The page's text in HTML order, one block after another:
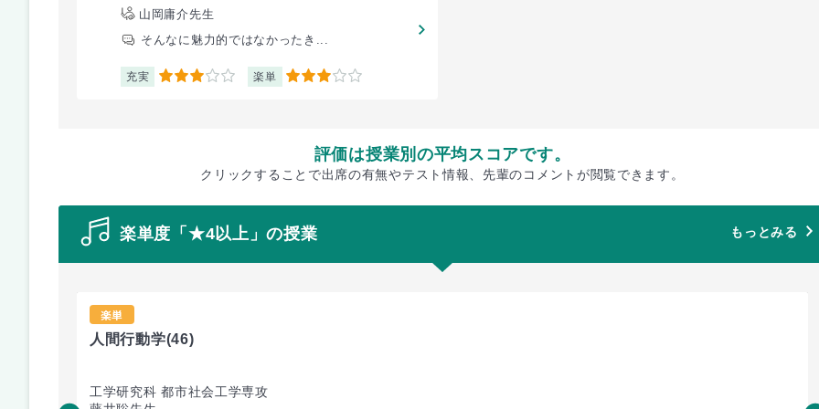
山岡庸介先生
そんなに魅力的ではなかったき...
充実 3 楽単 3
評価は授業別の平均スコアです。
クリックすることで出席の有無やテスト情報、先輩のコメントが閲覧できます。
楽単度「★4以上」の授業 もっとみる
楽単
人間行動学(46)
工学研究科 都市社会工学専攻